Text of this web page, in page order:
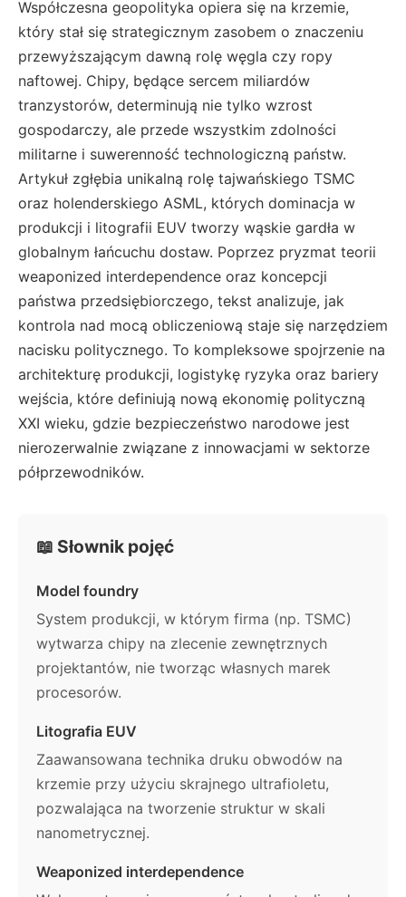
Współczesna geopolityka opiera się na krzemie,
który stał się strategicznym zasobem o znaczeniu
przewyższającym dawną rolę węgla czy ropy
naftowej. Chipy, będące sercem miliardów
tranzystorów, determinują nie tylko wzrost
gospodarczy, ale przede wszystkim zdolności
militarne i suwerenność technologiczną państw.
Artykuł zgłębia unikalną rolę tajwańskiego TSMC
oraz holenderskiego ASML, których dominacja w
produkcji i litografii EUV tworzy wąskie gardła w
globalnym łańcuchu dostaw. Poprzez pryzmat teorii
weaponized interdependence oraz koncepcji
państwa przedsiębiorczego, tekst analizuje, jak
kontrola nad mocą obliczeniową staje się narzędziem
nacisku politycznego. To kompleksowe spojrzenie na
architekturę produkcji, logistykę ryzyka oraz bariery
wejścia, które definiują nową ekonomię polityczną
XXI wieku, gdzie bezpieczeństwo narodowe jest
nierozerwalnie związane z innowacjami w sektorze
półprzewodników.
📖 Słownik pojęć
Model foundry
System produkcji, w którym firma (np. TSMC)
wytwarza chipy na zlecenie zewnętrznych
projektantów, nie tworząc własnych marek
procesorów.
Litografia EUV
Zaawansowana technika druku obwodów na
krzemie przy użyciu skrajnego ultrafioletu,
pozwalająca na tworzenie struktur w skali
nanometrycznej.
Weaponized interdependence